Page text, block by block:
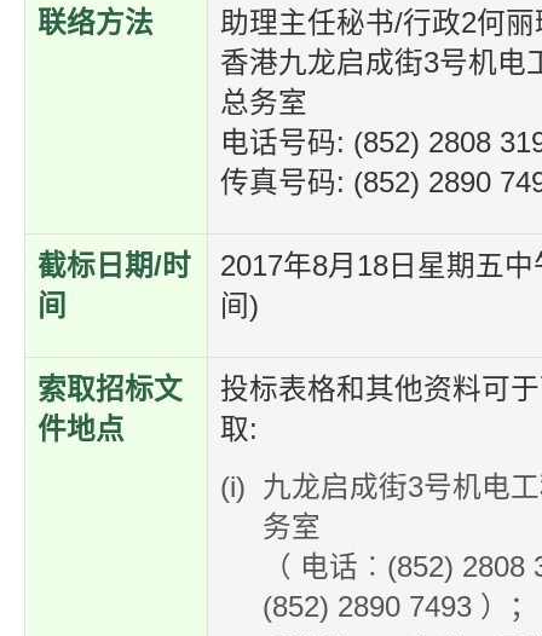
联络方法
助理主任秘书/行政2何
香港九龙启成街3号机电
总务室
电话号码: (852) 2808
传真号码: (852) 2890
截标日期/时
间
2017年8月18日星期五
间)
索取招标文
件地点
投标表格和其他资料可
取:
九龙启成街3号机电
务室
（ 电话︰(852) 2808
(852) 2890 7493 ）；